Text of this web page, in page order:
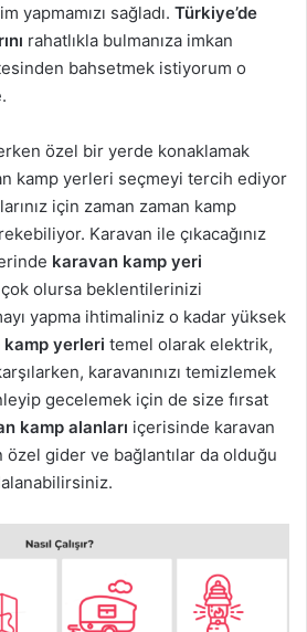
yapmamızı sağladı. Türkiye’de
rahatlıkla bulmanıza imkan
bahsetmek istiyorum o
özel bir yerde konaklamak
kamp yerleri seçmeyi tercih ediyor
için zaman zaman kamp
Karavan ile çıkacağınız
karavan kamp yeri
olursa beklentilerinizi
yapma ihtimaliniz o kadar yüksek
yerleri temel olarak elektrik,
karavanınızı temizlemek
gecelemek için de size fırsat
kamp alanları içerisinde karavan
gider ve bağlantılar da olduğu